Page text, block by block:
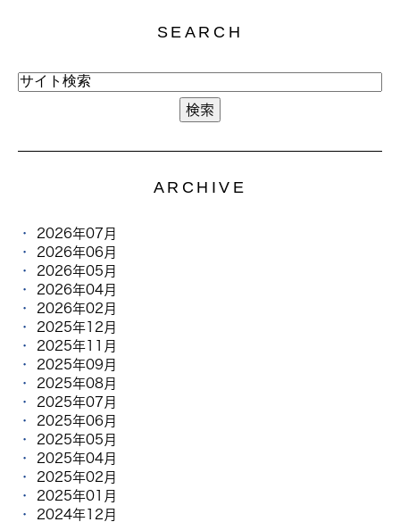
SEARCH
ARCHIVE
2026年07月
2026年06月
2026年05月
2026年04月
2026年02月
2025年12月
2025年11月
2025年09月
2025年08月
2025年07月
2025年06月
2025年05月
2025年04月
2025年02月
2025年01月
2024年12月